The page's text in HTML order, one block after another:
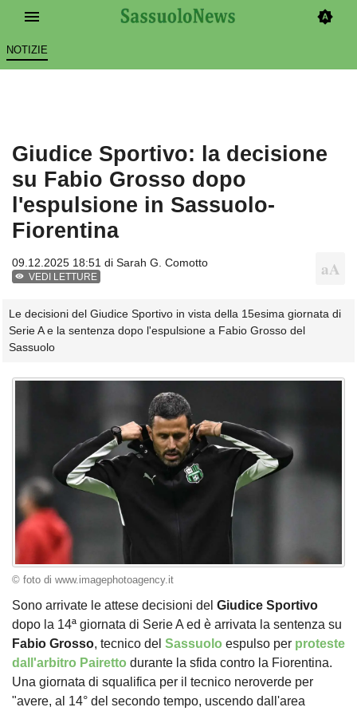
NOTIZIE
Giudice Sportivo: la decisione
su Fabio Grosso dopo
l'espulsione in Sassuolo-
Fiorentina
09.12.2025 18:51 di Sarah G. Comotto
VEDI LETTURE
Le decisioni del Giudice Sportivo in vista della 15esima giornata di
Serie A e la sentenza dopo l'espulsione a Fabio Grosso del
Sassuolo
© foto di www.imagephotoagency.it
Sono arrivate le attese decisioni del Giudice Sportivo
dopo la 14ª giornata di Serie A ed è arrivata la sentenza su
Fabio Grosso, tecnico del Sassuolo espulso per proteste
dall'arbitro Pairetto durante la sfida contro la Fiorentina.
Una giornata di squalifica per il tecnico neroverde per
"avere, al 14° del secondo tempo, uscendo dall'area